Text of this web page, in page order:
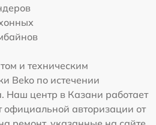
и техническим
Beko по истечении
Наш центр в Казани работает
официальной авторизации от